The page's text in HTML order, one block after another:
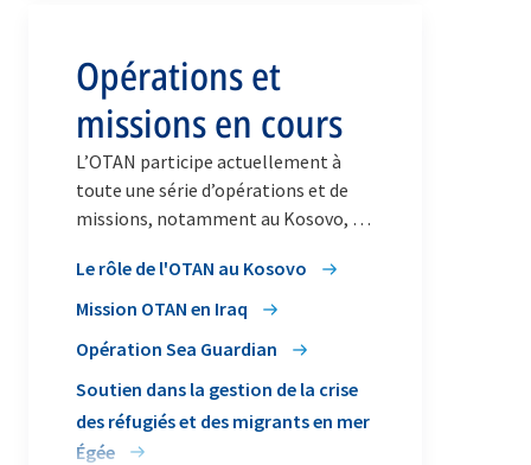
internationale, où l’OTAN mène
diverses activités de gestion de crise
et de sécurité coopérative avec ses
partenaires.
Opérations et
missions en cours
L’OTAN participe actuellement à
toute une série d’opérations et de
missions, notamment au Kosovo, en
Méditerranée.
Le rôle de l'OTAN au Kosovo
Mission OTAN en Iraq
Opération Sea Guardian
Soutien dans la gestion de la crise
des réfugiés et des migrants en mer
Égée